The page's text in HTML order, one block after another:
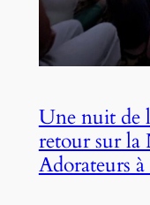
Une nuit de
retour sur la
Adorateurs